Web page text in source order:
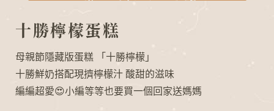
N
I
D
A
O
L
十勝檸檬蛋糕
母親節隱藏版蛋糕 「十勝檸檬」
十勝鮮奶搭配現擠檸檬汁 酸甜的滋味
編編超愛😍小編等等也要買一個回家送媽媽